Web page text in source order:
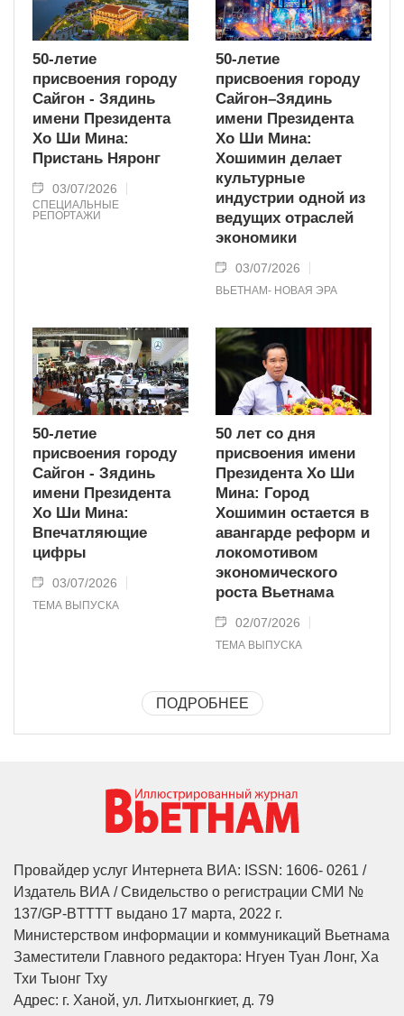
50-летие
присвоения городу
Сайгон - Зядинь
имени Президента
Хо Ши Мина:
Пристань Няронг
03/07/2026
СПЕЦИАЛЬНЫЕ
РЕПОРТАЖИ
50-летие
присвоения городу
Сайгон–Зядинь
имени Президента
Хо Ши Мина:
Хошимин делает
культурные
индустрии одной из
ведущих отраслей
экономики
03/07/2026
ВЬЕТНАМ- НОВАЯ ЭРА
50-летие
присвоения городу
Сайгон - Зядинь
имени Президента
Хо Ши Мина:
Впечатляющие
цифры
03/07/2026
ТЕМА ВЫПУСКА
50 лет со дня
присвоения имени
Президента Хо Ши
Мина: Город
Хошимин остается в
авангарде реформ и
локомотивом
экономического
роста Вьетнама
02/07/2026
ТЕМА ВЫПУСКА
ПОДРОБНЕЕ
Провайдер услуг Интернета ВИА: ISSN: 1606- 0261 /
Издатель ВИА / Свидельство о регистрации СМИ №
137/GP-BTTTT выдано 17 марта, 2022 г.
Министерством информации и коммуникаций Вьетнама
Заместители Главного редактора: Нгуен Туан Лонг, Ха
Тхи Тыонг Тху
Адрес: г. Ханой, ул. Литхыонгкиет, д. 79